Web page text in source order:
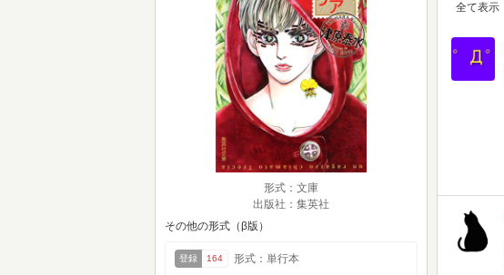
形式：文庫
出版社：集英社
その他の形式（β版）
登録 164
形式：単行本
全て表示